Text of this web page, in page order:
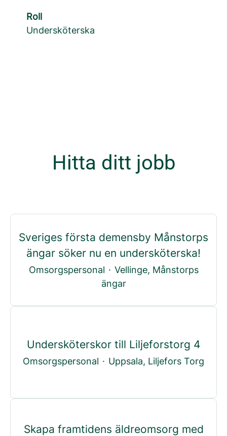
Roll
Undersköterska
Hitta ditt jobb
Sveriges första demensby Månstorps
ängar söker nu en undersköterska!
Omsorgspersonal · Vellinge, Månstorps
ängar
Undersköterskor till Liljeforstorg 4
Omsorgspersonal · Uppsala, Liljefors Torg
Skapa framtidens äldreomsorg med